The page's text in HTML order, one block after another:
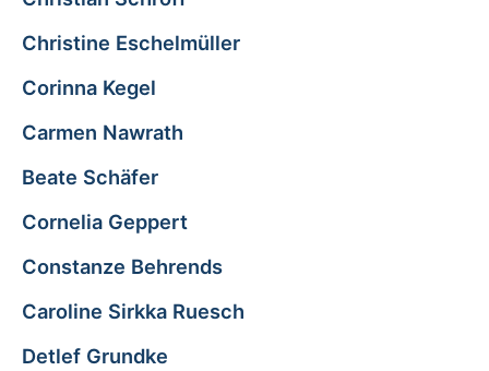
Christine Eschelmüller
Corinna Kegel
Carmen Nawrath
Beate Schäfer
Cornelia Geppert
Constanze Behrends
Caroline Sirkka Ruesch
Detlef Grundke